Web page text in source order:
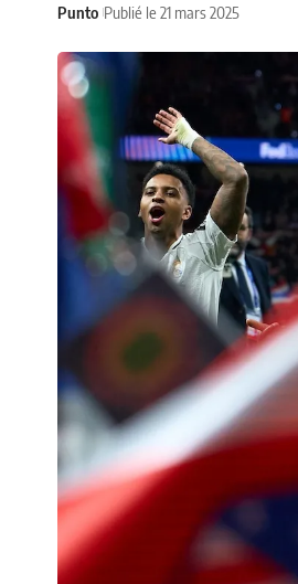
Punto Publié le 21 mars 2025